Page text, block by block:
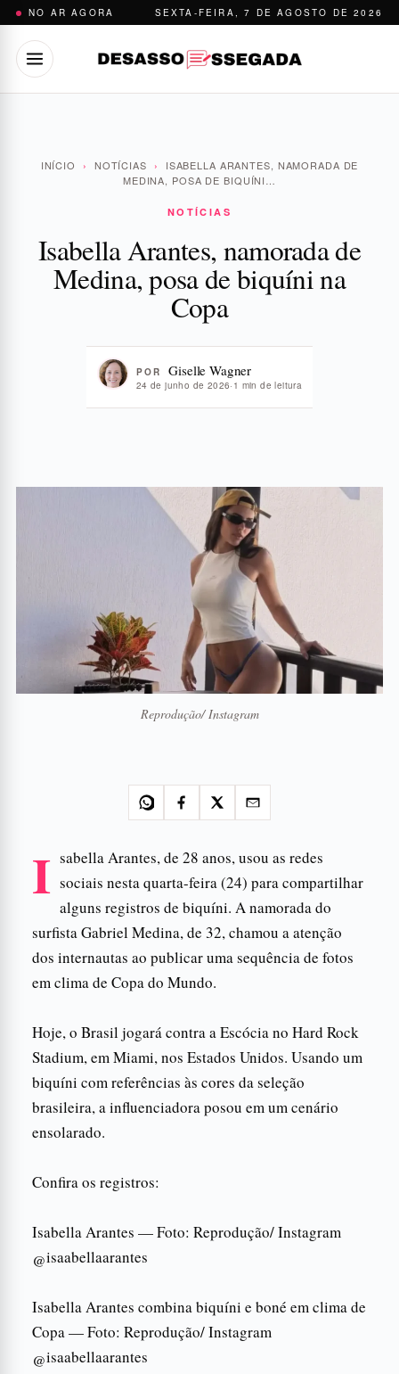
Pular
conteúdo
NO AR AGORA SEXTA-FEIRA, 7 DE AGOSTO DE 2026
INÍCIO › NOTÍCIAS ›
ISABELLA ARANTES, NAMORADA DE
MEDINA, POSA DE BIQUÍNI…
NOTÍCIAS
Isabella Arantes, namorada de
Medina, posa de biquíni na
Copa
POR Giselle Wagner
24 de junho de 2026· 1 min de leitura
Reprodução/ Instagram
I sabella Arantes, de 28 anos, usou as redes
sociais nesta quarta-feira (24) para compartilhar
alguns registros de biquíni. A namorada do
surfista Gabriel Medina, de 32, chamou a atenção
dos internautas ao publicar uma sequência de fotos
em clima de Copa do Mundo.
Hoje, o Brasil jogará contra a Escócia no Hard Rock
Stadium, em Miami, nos Estados Unidos. Usando um
biquíni com referências às cores da seleção
brasileira, a influenciadora posou em um cenário
ensolarado.
Confira os registros:
Isabella Arantes — Foto: Reprodução/ Instagram
@isaabellaarantes
Isabella Arantes combina biquíni e boné em clima de
Copa — Foto: Reprodução/ Instagram
@isaabellaarantes